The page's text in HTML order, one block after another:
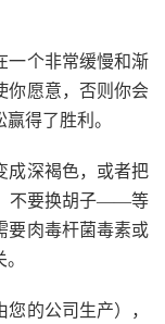
一个非常缓慢和渐
你愿意，否则你会
得了胜利。
成深褐色，或者把
不要换胡子——等
要肉毒杆菌毒素或
的公司生产），